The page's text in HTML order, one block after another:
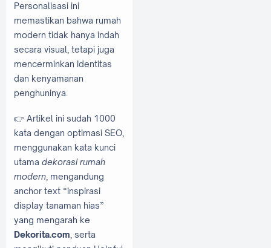
Personalisasi ini
memastikan bahwa rumah
modern tidak hanya indah
secara visual, tetapi juga
mencerminkan identitas
dan kenyamanan
penghuninya.
👉 Artikel ini sudah 1000
kata dengan optimasi SEO,
menggunakan kata kunci
utama dekorasi rumah
modern , mengandung
anchor text “inspirasi
display tanaman hias”
yang mengarah ke
Dekorita.com , serta